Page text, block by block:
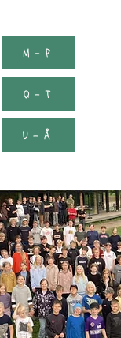
M - P
Q - T
U - Å